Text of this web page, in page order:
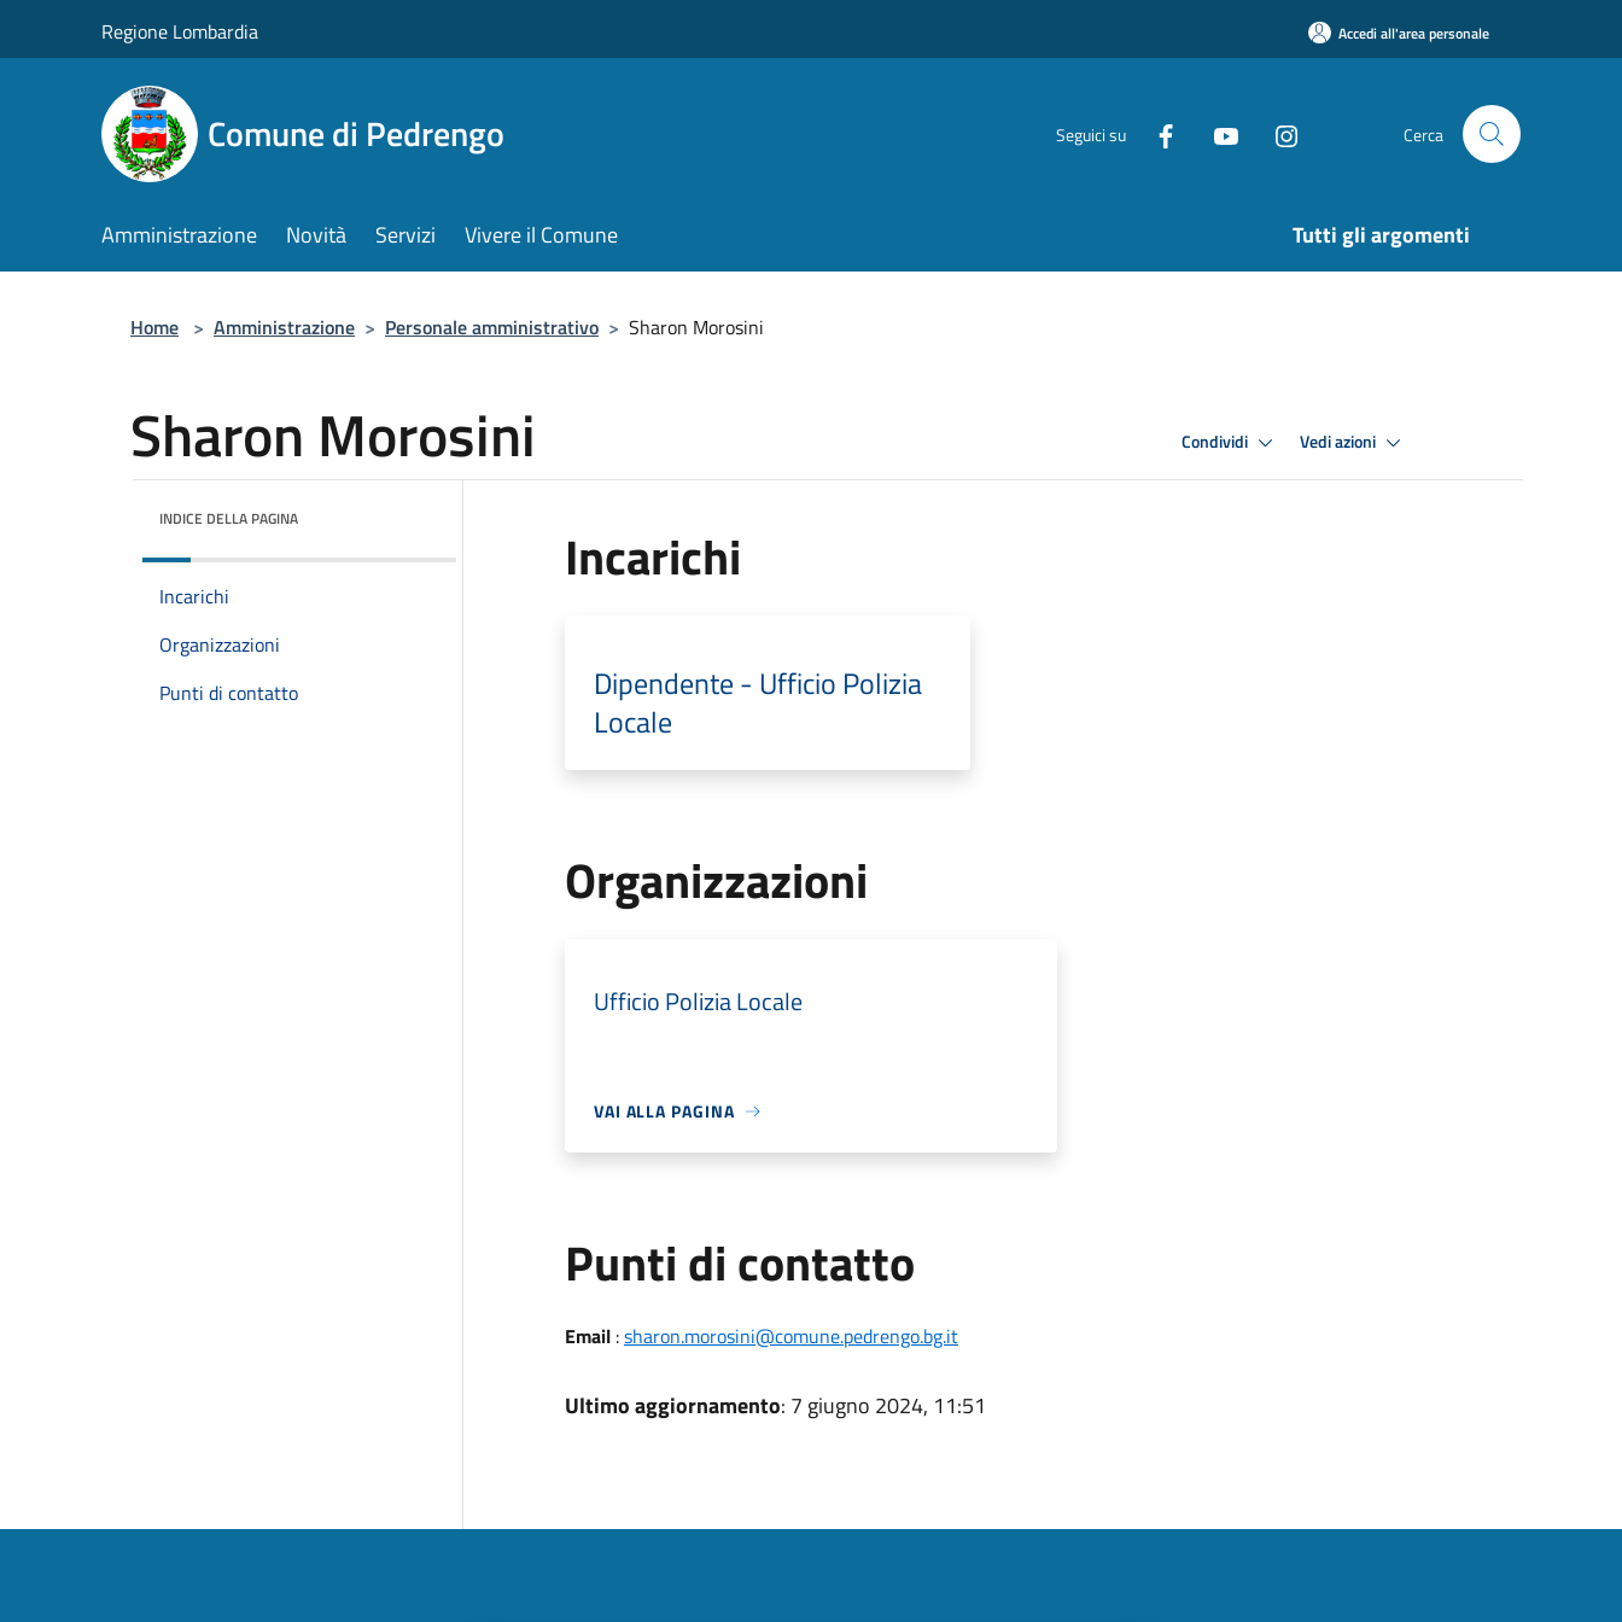
Regione Lombardia Accedi all'area personale
Comune di Pedrengo Seguici su Cerca
Amministrazione Novità Servizi Vivere il Comune Tutti gli argomenti
Home > Amministrazione > Personale amministrativo > Sharon Morosini
Sharon Morosini Condividi Vedi azioni
INDICE DELLA PAGINA
Incarichi
Organizzazioni
Punti di contatto
Incarichi
Dipendente - Ufficio Polizia
Locale
Organizzazioni
Ufficio Polizia Locale
VAI ALLA PAGINA
Punti di contatto
Email:sharon.morosini@comune.pedrengo.bg.it
Ultimo aggiornamento: 7 giugno 2024, 11:51